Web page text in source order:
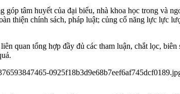
tâm huyết của đại biểu, nhà khoa học trong và
thiện chính sách, pháp luật; củng cố năng lực lực
quan tổng hợp đầy đủ các tham luận, chắt lọc,